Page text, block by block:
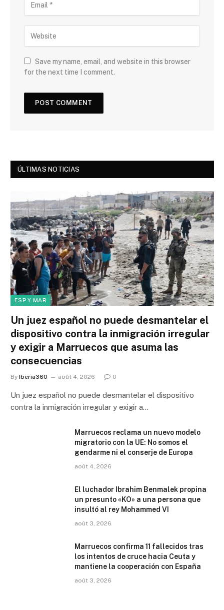
Save my name, email, and website in this browser
for the next time I comment.
ÚLTIMAS NOTICIAS
ESP Y MAR
Un juez español no puede desmantelar el
dispositivo contra la inmigración irregular
y exigir a Marruecos que asuma las
consecuencias
By Iberia360 août 4, 2026 0
Un juez español no puede desmantelar el dispositivo
contra la inmigración irregular y exigir a…
Marruecos reclama un nuevo modelo
migratorio con la UE: No somos el
gendarme ni el conserje de Europa
août 4, 2026
El luchador Ibrahim Benmalek propina
un presunto «KO» a una persona que
insultó al rey Mohammed VI
août 3, 2026
Marruecos confirma 11 fallecidos tras
los intentos de cruce hacia Ceuta y
mantiene la cooperación con España
août 3, 2026